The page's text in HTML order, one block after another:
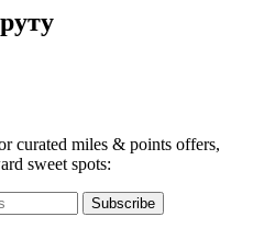
curated miles & points offers,
sweet spots:
Subscribe